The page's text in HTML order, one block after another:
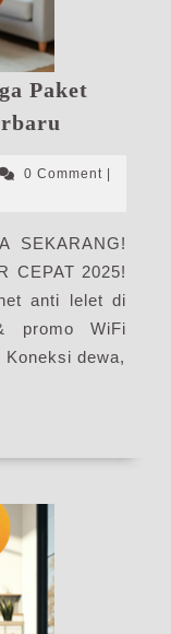
Paket
|
Pasang
WiFi
IndiHome
Terbaru
0 Comment
SEKARANG!
CEPAT 2025!
anti lelet di
promo WiFi
Koneksi dewa,